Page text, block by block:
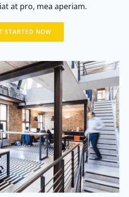
at pro, mea aperiam.
STARTED NOW